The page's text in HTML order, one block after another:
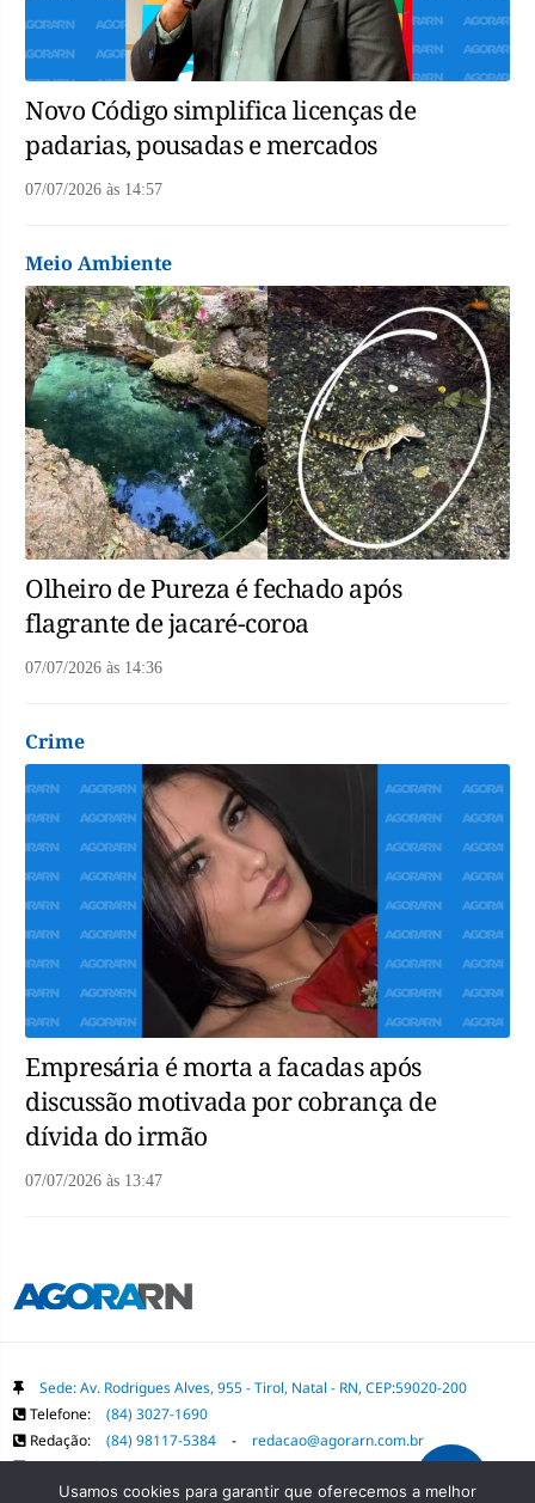
Novo Código simplifica licenças de
padarias, pousadas e mercados
07/07/2026 às 14:57
Meio Ambiente
Olheiro de Pureza é fechado após
flagrante de jacaré-coroa
07/07/2026 às 14:36
Crime
Empresária é morta a facadas após
discussão motivada por cobrança de
dívida do irmão
07/07/2026 às 13:47
Sede: Av. Rodrigues Alves, 955 - Tirol, Natal - RN, CEP:59020-200
Telefone:
(84) 3027-1690
Redação:
(84) 98117-5384 -
redacao@agorarn.com.br
Comercial: (84) 98117-1718 - publica@agorarn.com.br
Usamos cookies para garantir que oferecemos a melhor